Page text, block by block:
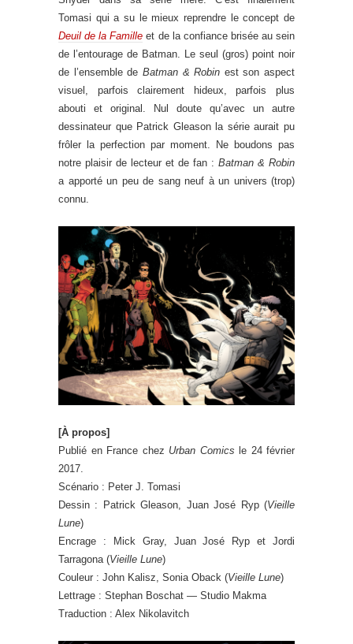
Tomasi qui a su le mieux reprendre le concept de
Deuil de la Famille et de la confiance brisée au sein
de l’entourage de Batman. Le seul (gros) point noir
de l’ensemble de Batman & Robin est son aspect
visuel, parfois clairement hideux, parfois plus
abouti et original. Nul doute qu’avec un autre
dessinateur que Patrick Gleason la série aurait pu
frôler la perfection par moment. Ne boudons pas
notre plaisir de lecteur et de fan : Batman & Robin
a apporté un peu de sang neuf à un univers (trop)
connu.
[À propos]
Publié en France chez Urban Comics le 24 février
2017.
Scénario : Peter J. Tomasi
Dessin : Patrick Gleason, Juan José Ryp (Vieille
Lune)
Encrage : Mick Gray, Juan José Ryp et Jordi
Tarragona (Vieille Lune)
Couleur : John Kalisz, Sonia Oback (Vieille Lune)
Lettrage : Stephan Boschat — Studio Makma
Traduction : Alex Nikolavitch